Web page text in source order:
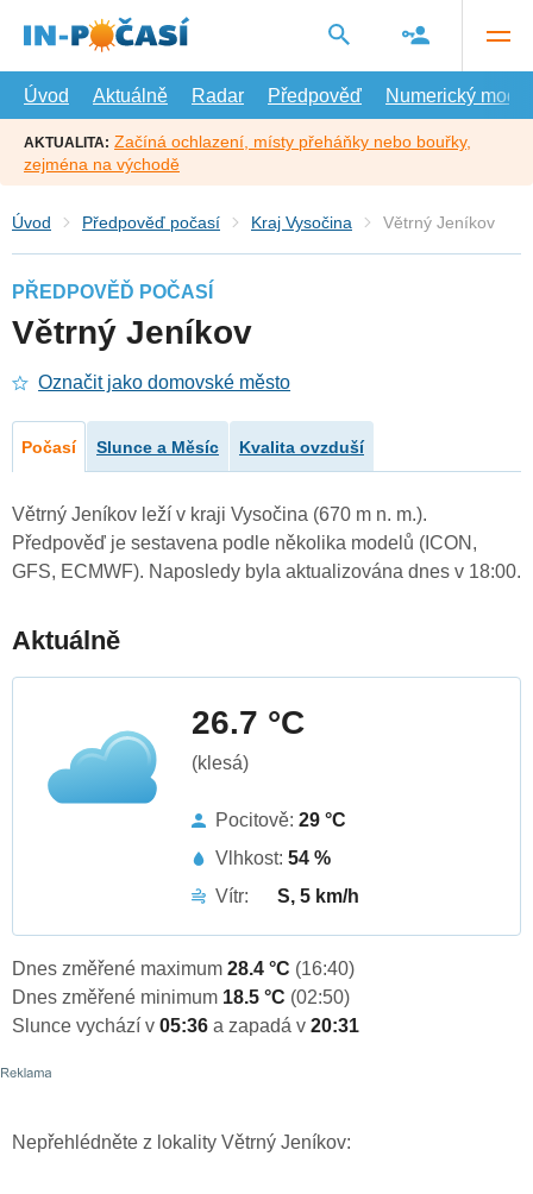
hlavní
Úvod
Aktuálně Radar Předpověď Numerický model
AKTUALITA: Začíná ochlazení, místy přeháňky nebo bouřky,
zejména na východě
Úvod Předpověď počasí Kraj Vysočina Větrný Jeníkov
PŘEDPOVĚĎ POČASÍ
Větrný Jeníkov
Označit jako domovské město
Počasí Slunce a Měsíc Kvalita ovzduší
Větrný Jeníkov leží v kraji Vysočina (670 m n. m.).
Předpověď je sestavena podle několika modelů (ICON,
GFS, ECMWF). Naposledy byla aktualizována dnes v 18:00.
Aktuálně
26.7 °C
(klesá)
Pocitově: 29 °C
Vlhkost: 54 %
Vítr:
S, 5 km/h
Dnes změřené maximum 28.4 °C (16:40)
Dnes změřené minimum 18.5 °C (02:50)
Slunce vychází v 05:36 a zapadá v 20:31
Nepřehlédněte z lokality Větrný Jeníkov: